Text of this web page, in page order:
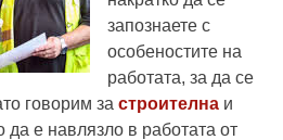
запознаете с
особеностите на
работата, за да се
говорим за строителна и
да е навлязло в работата от